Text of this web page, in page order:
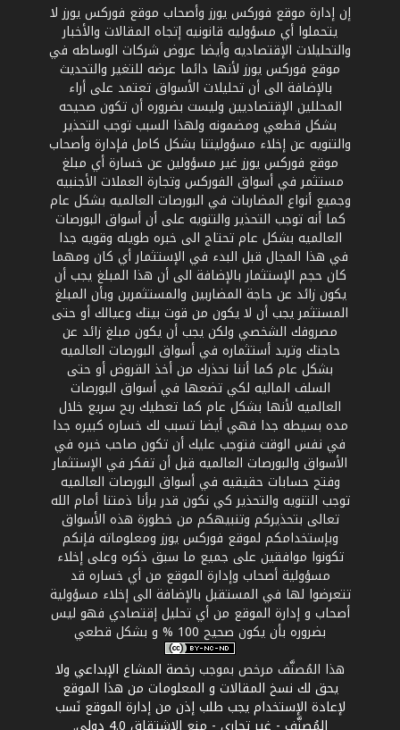
إن إدارة موقع فوركس يورز وأصحاب موقع فوركس يورز لا
يتحملوا أي مسؤوليه قانونيه إتجاه المقالات والأخبار
والتحليلات الإقتصاديه وأيضا عروض شركات الوساطه في
موقع فوركس يورز لأنها دائما عرضه للتغير والتحديث
بالإضافة الى أن تحليلات الأسواق تعتمد على أراء
المحللين الإقتصاديين وليست بضروره أن تكون صحيحه
بشكل قطعي ومضمونه ولهذا السبب توجب التحذير
والتنويه عن إخلاء مسؤوليتنا بشكل كامل فإدارة وأصحاب
موقع فوركس يورز غير مسؤولين عن خسارة أي مبلغ
مستثمر في أسواق الفوركس وتجارة العملات الأجنبيه
وجميع أنواع المضاربات في البورصات العالميه بشكل عام
كما أنه توجب التحذير والتنويه على أن أسواق البورصات
العالميه بشكل عام تحتاج الى خبره طويله وقويه جدا
في هذا المجال قبل البدء في الإستثمار أي كان ومهما
كان حجم الإستثمار بالإضافة الى أن هذا المبلغ يجب أن
يكون زائد عن حاجة المضاربين والمستثمرين وبأن المبلغ
المستثمر يجب أن لا يكون من قوت بيتك وعيالك أو حتى
مصروفك الشخصي ولكن يجب أن يكون مبلغ زائد عن
حاجتك وتريد أستثماره في أسواق البورصات العالميه
بشكل عام كما أننا نحذرك من أخذ القروض أو حتى
السلف الماليه لكي تضعها في أسواق البورصات
العالميه لأنها بشكل عام كما تعطيك ربح سريع خلال
مده بسيطه جدا فهي أيضا تسبب لك خساره كبيره جدا
في نفس الوقت فتوجب عليك أن تكون صاحب خبره في
الأسواق والبورصات العالميه قبل أن تفكر في الإستثمار
وفتح حسابات حقيقيه في أسواق البورصات العالميه
توجب التنويه والتحذير كي نكون قدر برأنا ذمتنا أمام الله
تعالى بتحذيركم وتنبيهكم من خطورة هذه الأسواق
وبإستخدامكم لموقع فوركس يورز ومعلوماته فإنكم
تكونوا موافقين على جميع ما سبق ذكره وعلى إخلاء
مسؤولية أصحاب وإدارة الموقع من أي خساره قد
تتعرضوا لها في المستقبل بالإضافة الى إخلاء مسؤولية
أصحاب و إدارة الموقع من أي تحليل إقتصادي فهو ليس
بضروره بأن يكون صحيح 100 % و بشكل قطعي
هذا المُصنَّف مرخص بموجب رخصة المشاع الإبداعي ولا
يحق لك نسخ المقالات و المعلومات من هذا الموقع
لإعادة الإستخدام يجب طلب إذن من إدارة الموقع نَسب